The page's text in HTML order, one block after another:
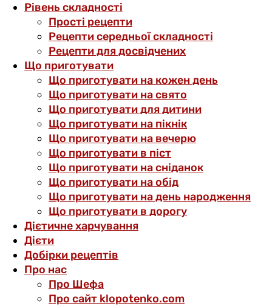
Рівень складності
Прості рецепти
Рецепти середньої складності
Рецепти для досвідчених
Що приготувати
Що приготувати на кожен день
Що приготувати на свято
Що приготувати для дитини
Що приготувати на пікнік
Що приготувати на вечерю
Що приготувати в піст
Що приготувати на сніданок
Що приготувати на обід
Що приготувати на день народження
Що приготувати в дорогу
Дієтичне харчування
Дієти
Добірки рецептів
Про нас
Про Шефа
Про сайт klopotenko.com